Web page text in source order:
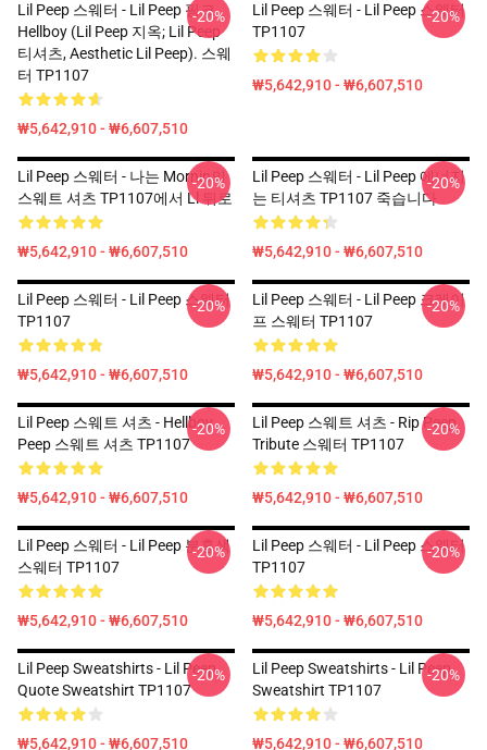
Lil Peep 스웨터 - Lil Peep 핑크
Hellboy (Lil Peep 지옥; Lil Peep
티셔츠, Aesthetic Lil Peep). 스웨
터 TP1107
₩5,642,910 - ₩6,607,510
-20%
Lil Peep 스웨터 - Lil Peep 스웨터
TP1107
₩5,642,910 - ₩6,607,510
-20%
Lil Peep 스웨터 - 나는 Mornin의
스웨트 셔츠 TP1107에서 Ll 뒤로
₩5,642,910 - ₩6,607,510
-20%
Lil Peep 스웨터 - Lil Peep 에너지
는 티셔츠 TP1107 죽습니다
₩5,642,910 - ₩6,607,510
-20%
Lil Peep 스웨터 - Lil Peep 스웨터
TP1107
₩5,642,910 - ₩6,607,510
-20%
Lil Peep 스웨터 - Lil Peep 크레이
프 스웨터 TP1107
₩5,642,910 - ₩6,607,510
-20%
Lil Peep 스웨트 셔츠 - Hellboy
Peep 스웨트 셔츠 TP1107
₩5,642,910 - ₩6,607,510
-20%
Lil Peep 스웨트 셔츠 - Rip Peep
Tribute 스웨터 TP1107
₩5,642,910 - ₩6,607,510
-20%
Lil Peep 스웨터 - Lil Peep 분홍색
스웨터 TP1107
₩5,642,910 - ₩6,607,510
-20%
Lil Peep 스웨터 - Lil Peep 스웨터
TP1107
₩5,642,910 - ₩6,607,510
-20%
Lil Peep Sweatshirts - Lil Peep
Quote Sweatshirt TP1107
₩5,642,910 - ₩6,607,510
-20%
Lil Peep Sweatshirts - Lil Peep
Sweatshirt TP1107
₩5,642,910 - ₩6,607,510
-20%